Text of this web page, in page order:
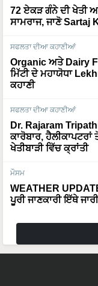
72 ਏਕੜ ਗੰਨੇ ਦੀ ਖੇਤੀ
ਸਾਮਰਾਜ, ਜਾਣੋ Sartaj
ਸਫਲਤਾ ਦੀਆ ਕਹਾਣੀਆਂ
Organic ਅਤੇ Dairy
ਮਿੱਟੀ ਦੇ ਮਹਾਯੋਧਾ
ਕਹਾਣੀ
ਸਫਲਤਾ ਦੀਆ ਕਹਾਣੀਆਂ
Dr. Rajaram
ਕਾਰੋਬਾਰ,
ਖੇਤੀਬਾੜੀ ਵਿੱਚ ਕ੍ਰਾਂਤੀ
ਮੌਸਮ
WEATHER
ਪੂਰੀ ਜਾਣਕਾਰੀ ਇੱਥੇ ਜਾਰੀ